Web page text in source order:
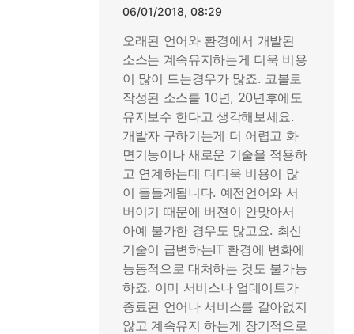
06/01/2018, 08:29
오래된 언어와 환경에서 개발된
소스는 계속유지하는게 더욱 비용
이 많이 드는경우가 많죠. 코볼로
작성된 소스를 10년, 20년후에도
유지보수 한다고 생각해보세요.
개발자 구하기는게 더 어렵고 화
면기능이나 새로운 기술을 적용하
고 연계하는데 더디욱 비용이 많
이 들들게됩니다. 예전언어와 서
버이기 때문에 버젼이 안맞아서
아예 불가한 경우도 많고요. 최신
기술이 급변하는IT 환경에 변화에
능동적으로 대처하는 것도 불가능
하죠. 이미 서비스나 업데이트가
종료된 언어나 서비스를 갈아없지
않고 계속유지 하는게 장기적으로